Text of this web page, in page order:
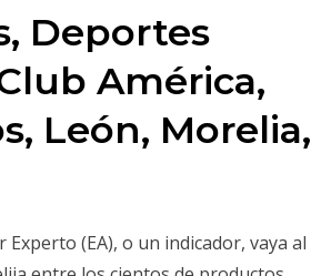
Deportes
América,
León, Morelia,
(EA), o un indicador, vaya al